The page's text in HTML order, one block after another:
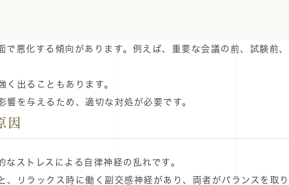
で悪化する傾向があります。例えば、重要な会議の前、試験前、
く出ることもあります。
を与えるため、適切な対処が必要です。
因
ストレスによる自律神経の乱れです。
、リラックス時に働く副交感神経があり、両者がバランスを取り